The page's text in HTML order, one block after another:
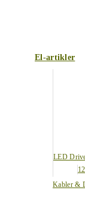
El-artikler
LED
Kabler &